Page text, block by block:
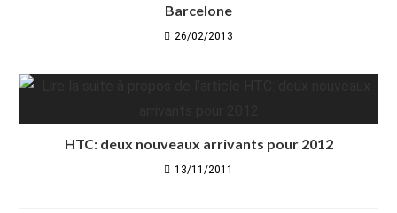
Barcelone
26/02/2013
HTC: deux nouveaux arrivants pour 2012
13/11/2011